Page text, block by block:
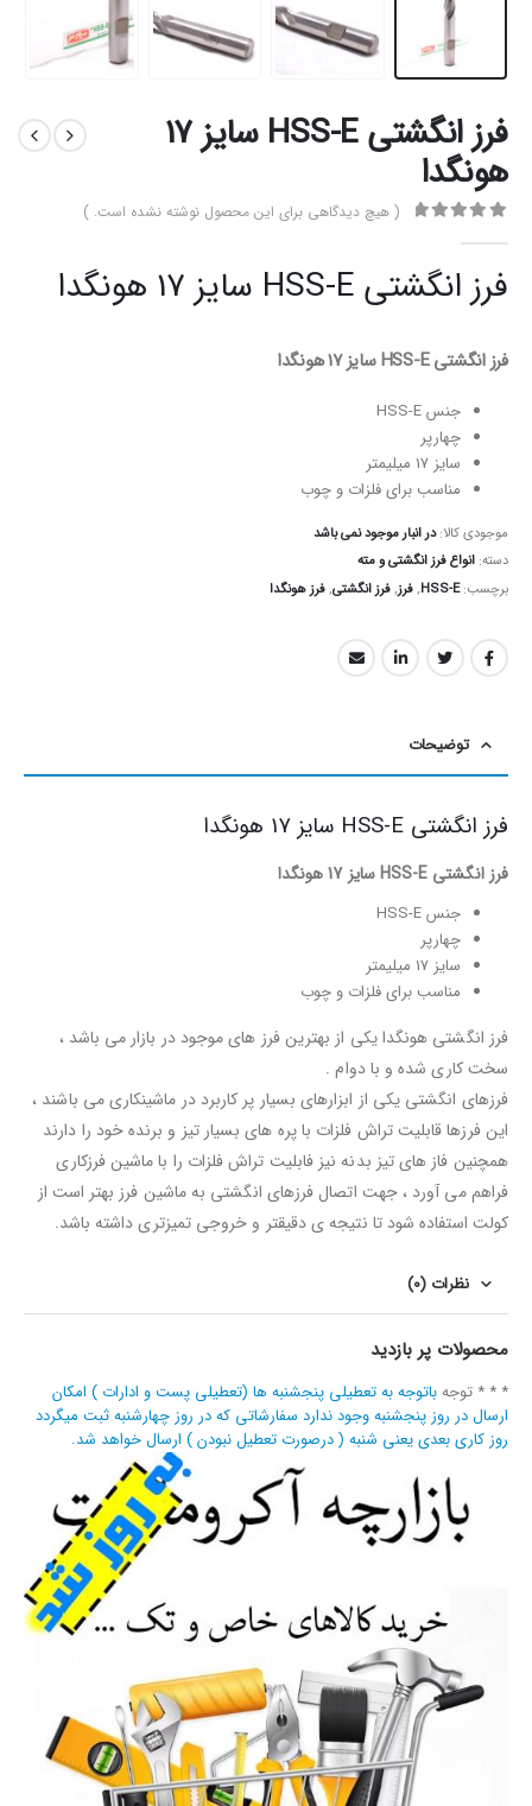
فرز انگشتی HSS-E سایز 17
هونگدا
( هیچ دیدگاهی برای این محصول نوشته نشده است. )
فرز انگشتی HSS-E سایز 17 هونگدا
فرز انگشتی HSS-E سایز 17 هونگدا
جنس HSS-E
چهارپر
سایز 17 میلیمتر
مناسب برای فلزات و چوب
موجودی کالا:در انبار موجود نمی باشد
دسته: انواع فرز انگشتی و مته
برچسب:HSS-E
,فرز,فرز انگشتی,فرز هونگدا
توضیحات
فرز انگشتی HSS-E سایز 17 هونگدا
فرز انگشتی HSS-E سایز 17 هونگدا
جنس HSS-E
چهارپر
سایز 17 میلیمتر
مناسب برای فلزات و چوب
فرز انگشتی هونگدا یکی از بهترین فرز های موجود در بازار می باشد ،
سخت کاری شده و با دوام .
فرزهای انگشتی یکی از ابزارهای بسیار پر کاربرد در ماشینکاری می باشند ،
این فرزها قابلیت تراش فلزات با پره های بسیار تیز و برنده خود را دارند
همچنین فاز های تیز بدنه نیز فابلیت تراش فلزات را با ماشین فرزکاری
فراهم می آورد ، جهت اتصال فرزهای انگشتی به ماشین فرز بهتر است از
کولت استفاده شود تا نتیجه ی دقیقتر و خروجی تمیزتری داشته باشد.
نظرات (0)
محصولات پر بازدید
* * * توجهباتوجه به تعطیلی پنجشنبه ها (تعطیلی پست و ادارات ) امکان
ارسال در روز پنجشنبه وجود ندارد سفارشاتی که در روز چهارشنبه ثبت میگردد
روز کاری بعدی یعنی شنبه ( درصورت تعطیل نبودن ) ارسال خواهد شد.